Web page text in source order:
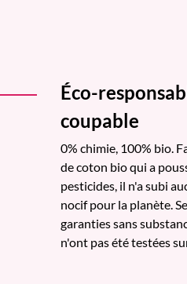
Éco-
coupable
0% chimie, 100% bio.
de coton bio qui a
pesticides, il n'a subi
nocif pour la planète.
garanties sans
n'ont pas été testées